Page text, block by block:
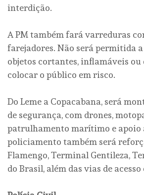
interdição.
A PM também fará varreduras
farejadores. Não será permitida
objetos cortantes, inflamáveis ou
colocar o público em risco.
Do Leme a Copacabana, será
de segurança, com drones,
patrulhamento marítimo e apoio
policiamento também será
Flamengo, Terminal Gentileza,
do Brasil, além das vias de acesso